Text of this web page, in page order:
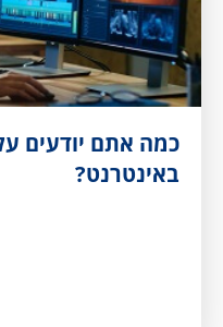
כמה אתם יודעים
באינטרנט?